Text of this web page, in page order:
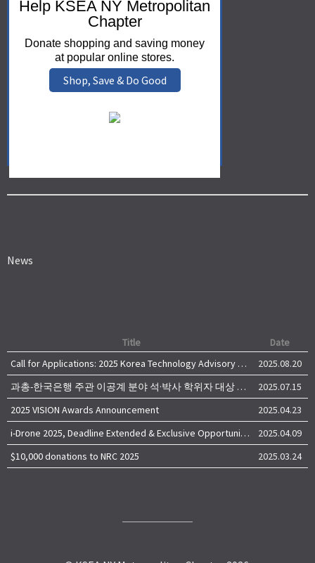
Help KSEA NY Metropolitan
Chapter
Donate shopping and saving money
at popular online stores.
Shop, Save & Do Good
News
Title
Date
Call for Applications: 2025 Korea Technology Advisory Group (K-TAG)
2025.08.20
과총-한국은행 주관 이공계 분야 석·박사 학위자 대상 서베이
2025.07.15
2025 VISION Awards Announcement
2025.04.23
i-Drone 2025, Deadline Extended & Exclusive Opportunity to Travel to Korea!
2025.04.09
$10,000 donations to NRC 2025
2025.03.24